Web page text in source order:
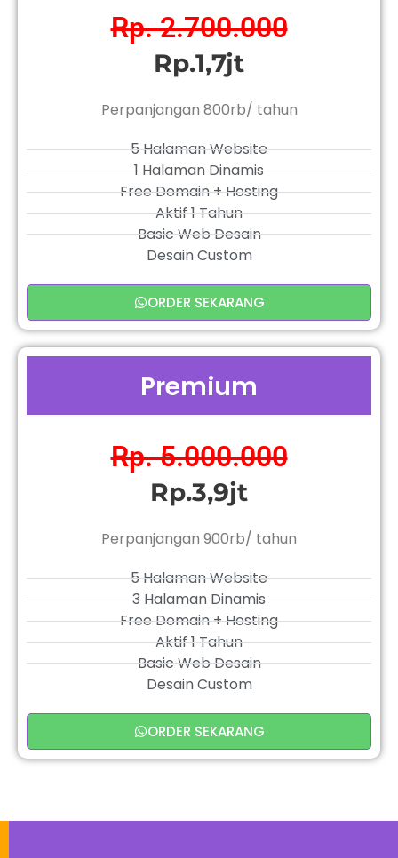
Rp. 2.700.000
Rp.1,7jt
Perpanjangan 800rb/ tahun
5 Halaman Website
1 Halaman Dinamis
Free Domain + Hosting
Aktif 1 Tahun
Basic Web Desain
Desain Custom
ORDER SEKARANG
Premium
Rp. 5.000.000
Rp.3,9jt
Perpanjangan 900rb/ tahun
5 Halaman Website
3 Halaman Dinamis
Free Domain + Hosting
Aktif 1 Tahun
Basic Web Desain
Desain Custom
ORDER SEKARANG